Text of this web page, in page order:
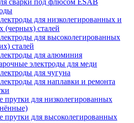
сварки под флюсом ESAB
для низколегированных и
(черных) сталей
для высоколегированных
сталей
для алюминия
электроды для меди
для чугуна
для наплавки и ремонта
прутки для низколегированных
прутки для высоколегированных